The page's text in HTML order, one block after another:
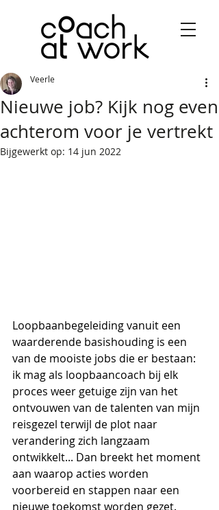
Nieuwe job? Kijk nog even
achterom voor je vertrekt
Veerle
Bijgewerkt op: 14 jun 2022
Loopbaanbegeleiding vanuit een
waarderende basishouding is een
van de mooiste jobs die er bestaan:
ik mag als loopbaancoach bij elk
proces weer getuige zijn van het
ontvouwen van de talenten van mijn
reisgezel terwijl de plot naar
verandering zich langzaam
ontwikkelt... Dan breekt het moment
aan waarop acties worden
voorbereid en stappen naar een
nieuwe toekomst worden gezet.